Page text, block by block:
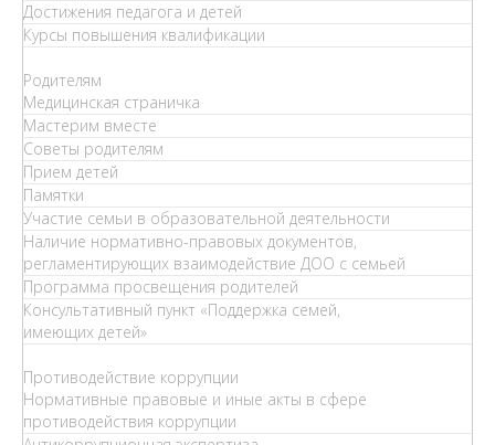
Достижения педагога и детей
Курсы повышения квалификации
Родителям
Медицинская страничка
Мастерим вместе
Советы родителям
Прием детей
Памятки
Участие семьи в образовательной деятельности
Наличие нормативно-правовых документов,
регламентирующих взаимодействие ДОО с семьей
Программа просвещения родителей
Консультативный пункт «Поддержка семей,
имеющих детей»
Противодействие коррупции
Нормативные правовые и иные акты в сфере
противодействия коррупции